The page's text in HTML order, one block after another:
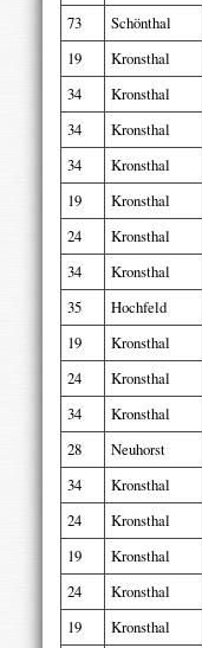
73
Schönthal
19
Kronsthal
34
Kronsthal
34
Kronsthal
34
Kronsthal
19
Kronsthal
24
Kronsthal
34
Kronsthal
35
Hochfeld
19
Kronsthal
24
Kronsthal
34
Kronsthal
28
Neuhorst
34
Kronsthal
24
Kronsthal
19
Kronsthal
24
Kronsthal
19
Kronsthal